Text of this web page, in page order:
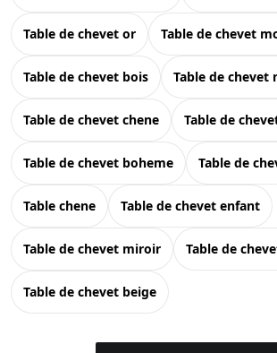
table de chevet or table de chevet
table de chevet bois table de chevet
table de chevet chene table de
table de chevet boheme table de
table chene table de chevet enfant
table de chevet miroir table de
table de chevet beige